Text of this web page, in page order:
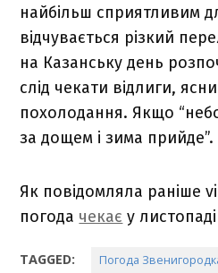
найбільш сприятливим
відчувається різкий
на Казанську день
слід чекати відлиги,
похолодання. Якщо
за дощем і зима прийде”.
Як повідомляла раніше
погода чекає у
TAGGED: Погода